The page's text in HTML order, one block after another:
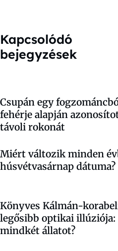
Kapcsolódó
bejegyzések
Csupán egy
fehérje alapján
távoli rokonát
Miért változik minden
húsvétvasárnap dátuma?
Könyves Kálmán-
legősibb optikai illúziója:
mindkét állatot?